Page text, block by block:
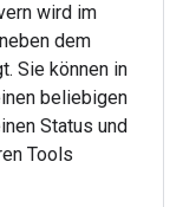
wird im
dem
Sie können in
beliebigen
Status und
Tools